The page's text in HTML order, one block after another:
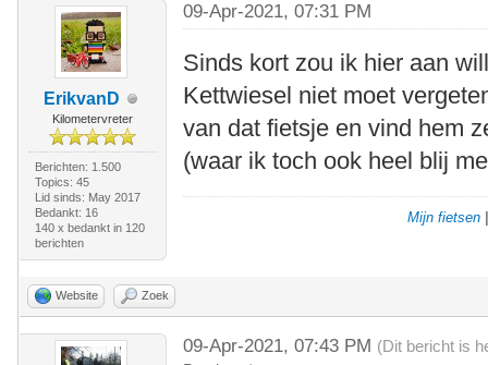
ErikvanD
Kilometervreter
Berichten: 1.500
Topics: 45
Lid sinds: May 2017
Bedankt: 16
140 x bedankt in 120
berichten
09-Apr-2021, 07:31 PM
Sinds kort zou ik hier aan
Kettwiesel niet moet
van dat fietsje en vind hem
(waar ik toch ook heel blij
Mijn fietsen
Website Zoek
09-Apr-2021, 07:43 PM (Dit bericht is